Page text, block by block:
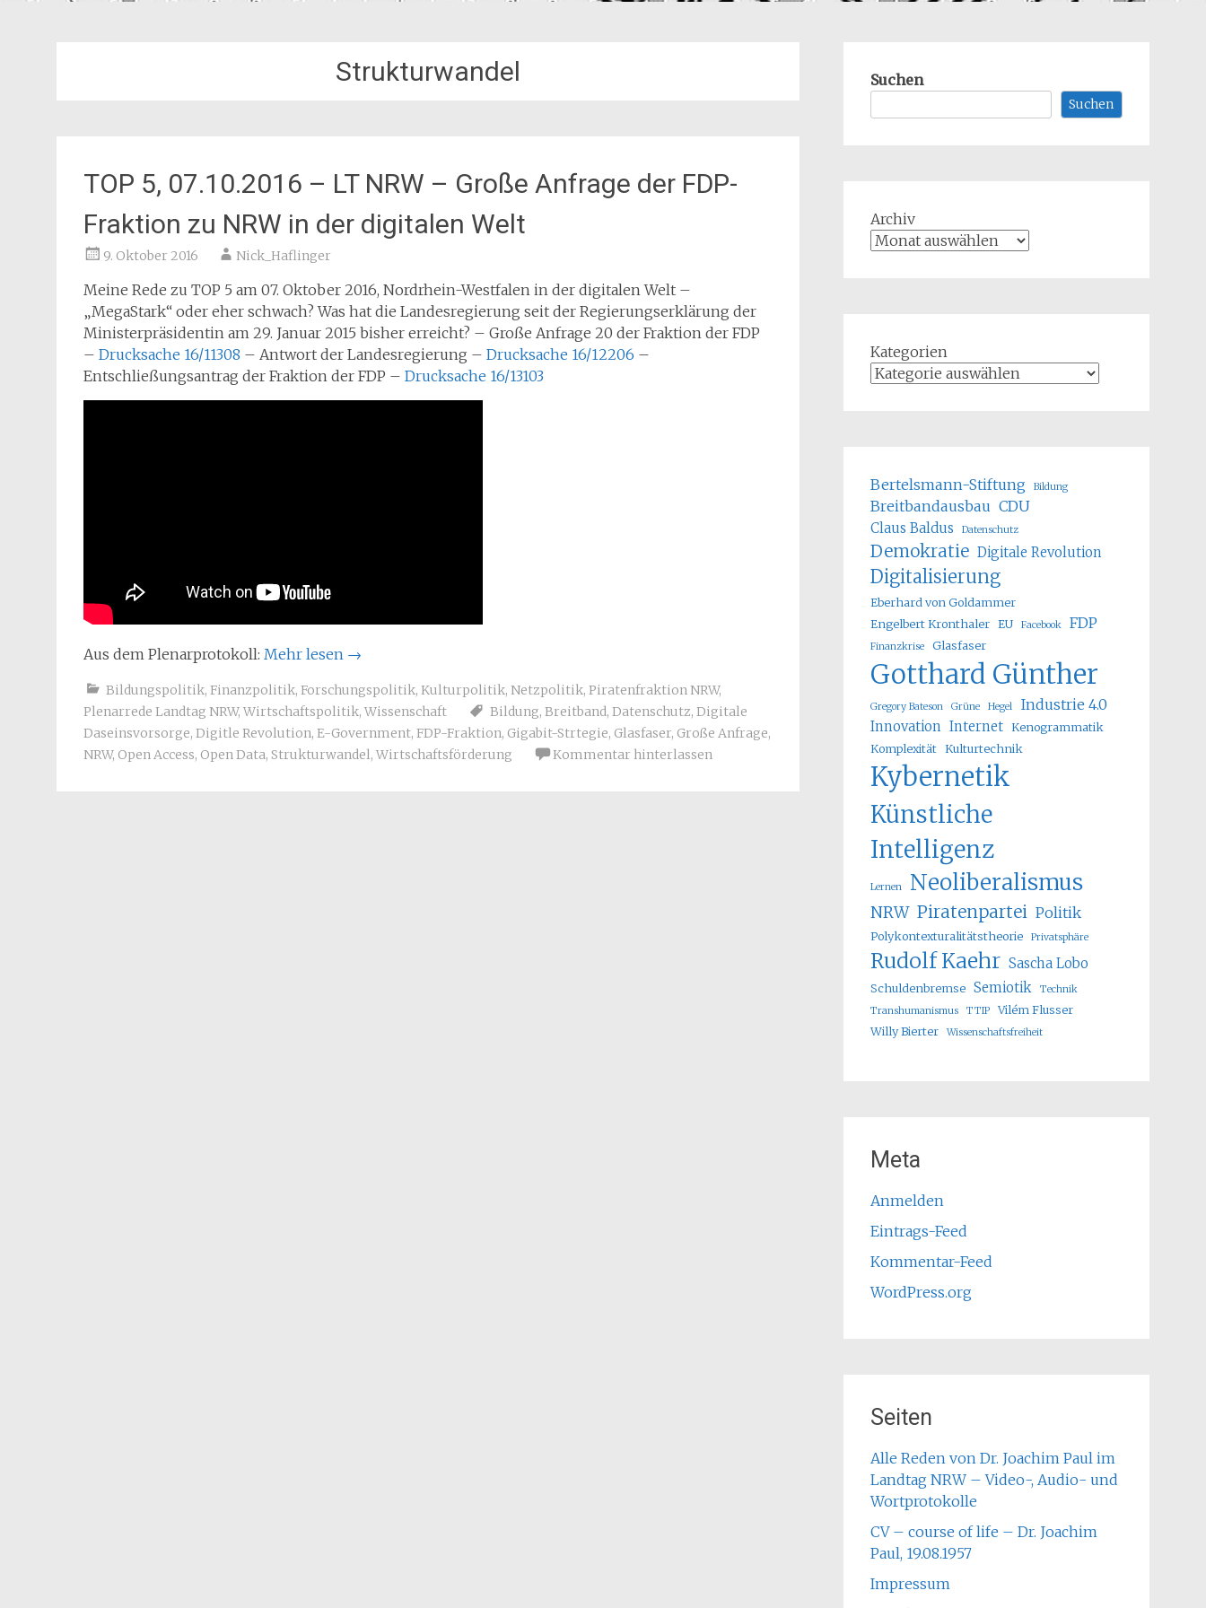
Strukturwandel
TOP 5, 07.10.2016 – LT NRW – Große Anfrage der FDP-
Fraktion zu NRW in der digitalen Welt
9. Oktober 2016 Nick_Haflinger
Meine Rede zu TOP 5 am 07. Oktober 2016, Nordrhein-Westfalen in der digitalen Welt –
„MegaStark“ oder eher schwach? Was hat die Landesregierung seit der Regierungserklärung der
Ministerpräsidentin am 29. Januar 2015 bisher erreicht? – Große Anfrage 20 der Fraktion der FDP
– Drucksache 16/11308 – Antwort der Landesregierung – Drucksache 16/12206 –
Entschließungsantrag der Fraktion der FDP – Drucksache 16/13103
Aus dem Plenarprotokoll: Mehr lesen →
Bildungspolitik, Finanzpolitik, Forschungspolitik, Kulturpolitik, Netzpolitik, Piratenfraktion NRW,
Plenarrede Landtag NRW, Wirtschaftspolitik, Wissenschaft Bildung, Breitband, Datenschutz, Digitale
Daseinsvorsorge, Digitle Revolution, E-Government, FDP-Fraktion, Gigabit-Strtegie, Glasfaser, Große Anfrage,
NRW, Open Access, Open Data, Strukturwandel, Wirtschaftsförderung Kommentar hinterlassen
Suchen
Suchen
Archiv
Kategorien
Bertelsmann-Stiftung Bildung
Breitbandausbau CDU
Claus Baldus Datenschutz
Demokratie Digitale Revolution
Digitalisierung
Eberhard von Goldammer
Engelbert Kronthaler EU Facebook FDP
Finanzkrise Glasfaser
Gotthard Günther
Gregory Bateson Grüne Hegel Industrie 4.0
Innovation Internet Kenogrammatik
Komplexität Kulturtechnik
Kybernetik
Künstliche
Intelligenz
Lernen Neoliberalismus
NRW Piratenpartei Politik
Polykontexturalitätstheorie Privatsphäre
Rudolf Kaehr Sascha Lobo
Schuldenbremse Semiotik
Technik
Transhumanismus
TTIP
Vilém Flusser
Willy Bierter
Wissenschaftsfreiheit
Meta
Anmelden
Eintrags-Feed
Kommentar-Feed
WordPress.org
Seiten
Alle Reden von Dr. Joachim Paul im
Landtag NRW – Video-, Audio- und
Wortprotokolle
CV – course of life – Dr. Joachim
Paul, 19.08.1957
Impressum